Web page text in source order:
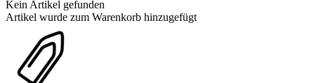
Kein Artikel gefunden
Artikel wurde zum Warenkorb hinzugefügt